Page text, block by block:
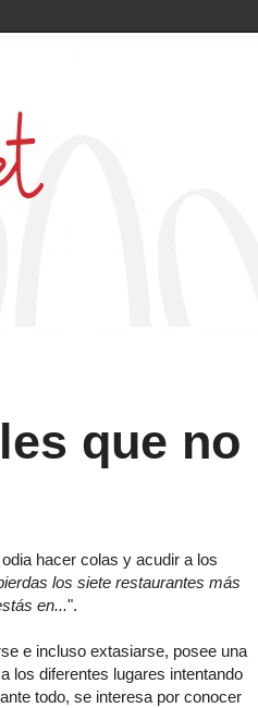
que no
hacer colas y acudir a los
los siete restaurantes más
en...".
e incluso extasiarse, posee una
los diferentes lugares intentando
todo, se interesa por conocer